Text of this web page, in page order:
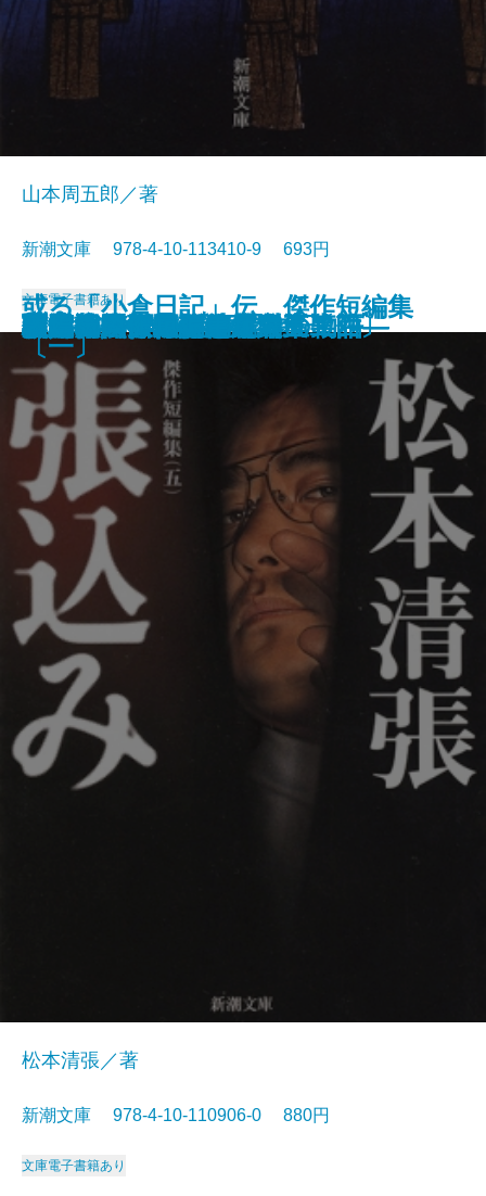
原色の街・驟雨
虚空遍歴〔上〕
質屋の女房
獣の戯れ
歪んだ複写―税務署殺人事件―
どくとるマンボウ昆虫記
日本語の年輪
わるいやつら〔下〕
わるいやつら〔上〕
さぶ
山本周五郎／著
新潮文庫 978-4-10-113410-9 693円
文庫電子書籍あり
張込み 傑作短編集〔五〕
松本清張／著
新潮文庫 978-4-10-110906-0 880円
文庫電子書籍あり
西郷札 傑作短編集〔三〕
黒地の絵 傑作短編集〔二〕
幽霊―或る幼年と青春の物語―
佐渡流人行 傑作短編集〔四〕
助左衛門四代記
強力伝・孤島
駅路 傑作短編集〔六〕
敦煌
或る「小倉日記」伝 傑作短編集
〔一〕